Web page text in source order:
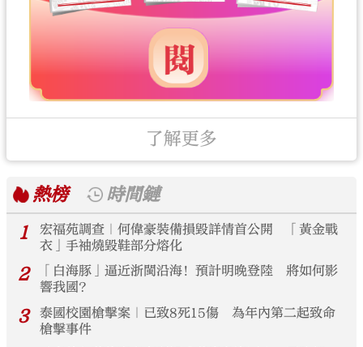
了解更多
熱榜
時間鏈
1
宏福苑調查｜何偉豪裝備損毀詳情首公開 「黃金戰
衣」手袖燒毀鞋部分熔化
2
「白海豚」逼近浙閩沿海！預計明晚登陸 將如何影
響我國？
3
泰國校園槍擊案｜已致8死15傷 為年內第二起致命
槍擊事件